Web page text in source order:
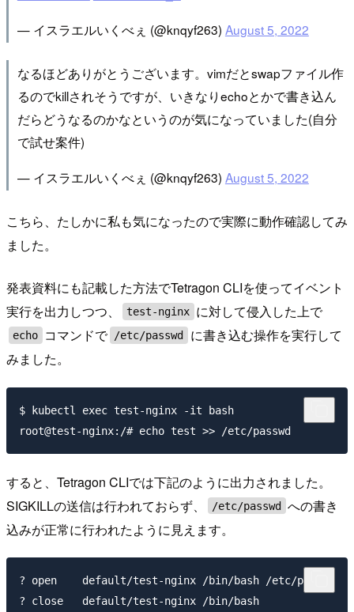
— イスラエルいくべぇ (@knqyf263) August 5, 2022
なるほどありがとうございます。vimだとswapファイル作
るのでkillされそうですが、いきなりechoとかで書き込ん
だらどうなるのかなというのが気になっていました(自分
で試せ案件)
— イスラエルいくべぇ (@knqyf263) August 5, 2022
こちら、たしかに私も気になったので実際に動作確認してみ
ました。
発表資料にも記載した方法でTetragon CLIを使ってイベント
実行を出力しつつ、
test-nginx に対して侵入した上で
echo コマンドで /etc/passwd
に書き込む操作を実行して
みました。
$ kubectl exec test-nginx -it bash
すると、Tetragon CLIでは下記のように出力されました。
SIGKILLの送信は行われておらず、
/etc/passwd への書き
込みが正常に行われたように見えます。
? open    default/test-nginx /bin/bash /etc/passwd